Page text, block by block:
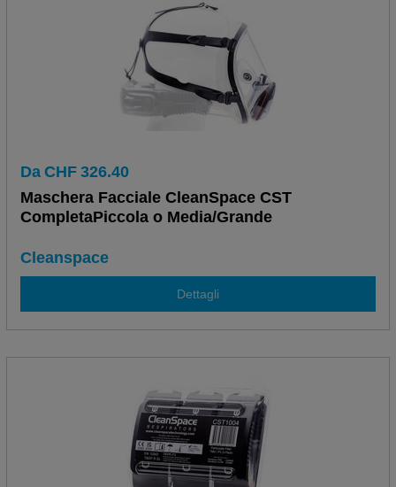
Da CHF 326.40
Maschera Facciale CleanSpace CST
CompletaPiccola o Media/Grande
Cleanspace
Dettagli